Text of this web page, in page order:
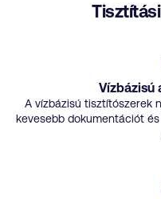
Vízbázisú
A vízbázisú tisztítószerek
kevesebb dokumentációt